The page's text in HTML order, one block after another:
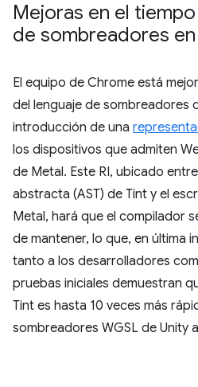
Mejoras en el
de sombreadores
El equipo de Chrome está
del lenguaje de sombreadores
introducción de una
los dispositivos que admiten
de Metal. Este RI, ubicado
abstracta (AST) de Tint y el
Metal, hará que el compilador
de mantener, lo que, en última
tanto a los desarrolladores
pruebas iniciales demuestran
Tint es hasta 10 veces más
sombreadores WGSL de Unity